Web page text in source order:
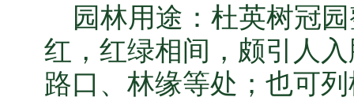
园林用途：杜英树冠园
红，红绿相间，颇引人
路口、林缘等处；也可